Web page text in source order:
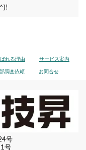
れる理由 サービス案内
調査依頼 お問合せ
号
号